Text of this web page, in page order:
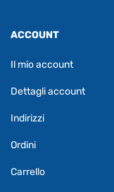
ACCOUNT
Il mio account
Dettagli account
Indirizzi
Ordini
Carrello